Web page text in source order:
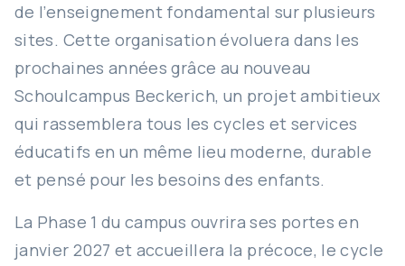
de l’enseignement fondamental sur plusieurs
sites. Cette organisation évoluera dans les
prochaines années grâce au nouveau
Schoulcampus Beckerich, un projet ambitieux
qui rassemblera tous les cycles et services
éducatifs en un même lieu moderne, durable
et pensé pour les besoins des enfants.
La Phase 1 du campus ouvrira ses portes en
janvier 2027 et accueillera la précoce, le cycle